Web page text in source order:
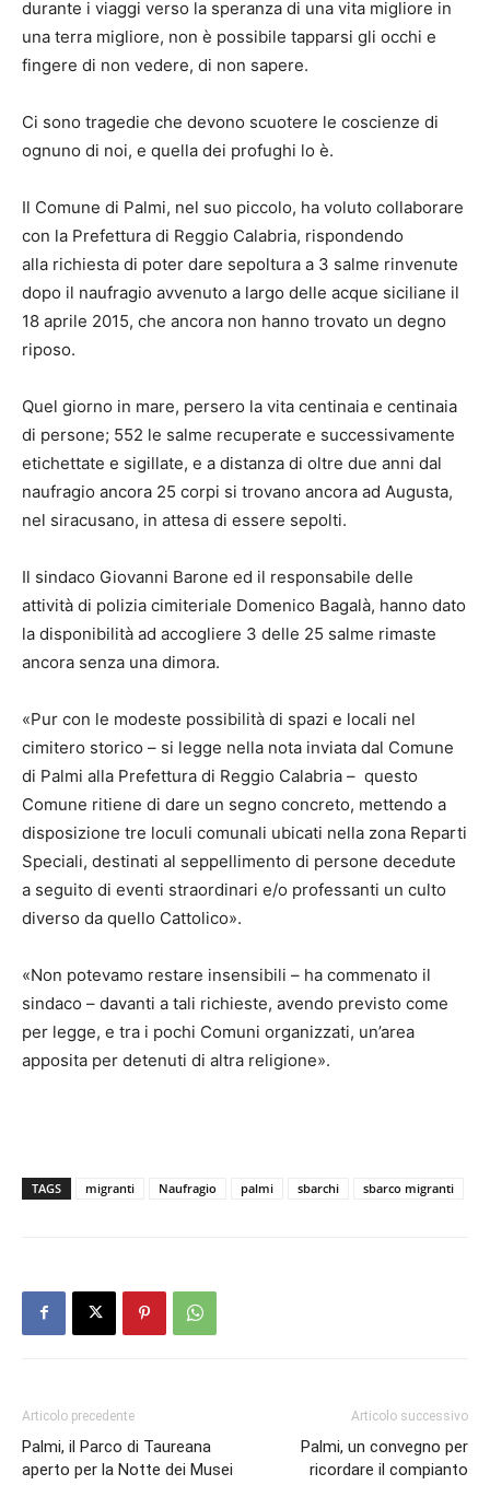
durante i viaggi verso la speranza di una vita migliore in
una terra migliore, non è possibile tapparsi gli occhi e
fingere di non vedere, di non sapere.
Ci sono tragedie che devono scuotere le coscienze di
ognuno di noi, e quella dei profughi lo è.
Il Comune di Palmi, nel suo piccolo, ha voluto collaborare
con la Prefettura di Reggio Calabria, rispondendo
alla richiesta di poter dare sepoltura a 3 salme rinvenute
dopo il naufragio avvenuto a largo delle acque siciliane il
18 aprile 2015, che ancora non hanno trovato un degno
riposo.
Quel giorno in mare, persero la vita centinaia e centinaia
di persone; 552 le salme recuperate e successivamente
etichettate e sigillate, e a distanza di oltre due anni dal
naufragio ancora 25 corpi si trovano ancora ad Augusta,
nel siracusano, in attesa di essere sepolti.
Il sindaco Giovanni Barone ed il responsabile delle
attività di polizia cimiteriale Domenico Bagalà, hanno dato
la disponibilità ad accogliere 3 delle 25 salme rimaste
ancora senza una dimora.
«Pur con le modeste possibilità di spazi e locali nel
cimitero storico – si legge nella nota inviata dal Comune
di Palmi alla Prefettura di Reggio Calabria – questo
Comune ritiene di dare un segno concreto, mettendo a
disposizione tre loculi comunali ubicati nella zona Reparti
Speciali, destinati al seppellimento di persone decedute
a seguito di eventi straordinari e/o professanti un culto
diverso da quello Cattolico».
«Non potevamo restare insensibili – ha commenato il
sindaco – davanti a tali richieste, avendo previsto come
per legge, e tra i pochi Comuni organizzati, un’area
apposita per detenuti di altra religione».
TAGS migranti Naufragio palmi sbarchi sbarco migranti
Articolo precedente
Palmi, il Parco di Taureana
aperto per la Notte dei Musei
Articolo successivo
Palmi, un convegno per
ricordare il compianto